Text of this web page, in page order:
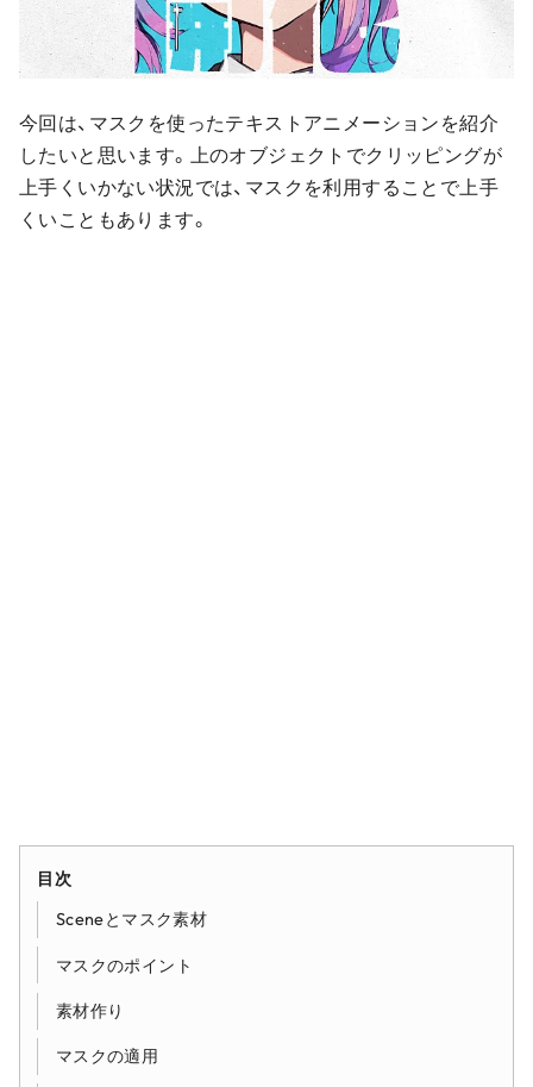
今回は、マスクを使ったテキストアニメーションを紹介
したいと思います。上のオブジェクトでクリッピングが
上手くいかない状況では、マスクを利用することで上手
くいこともあります。
目次
Sceneとマスク素材
マスクのポイント
素材作り
マスクの適用